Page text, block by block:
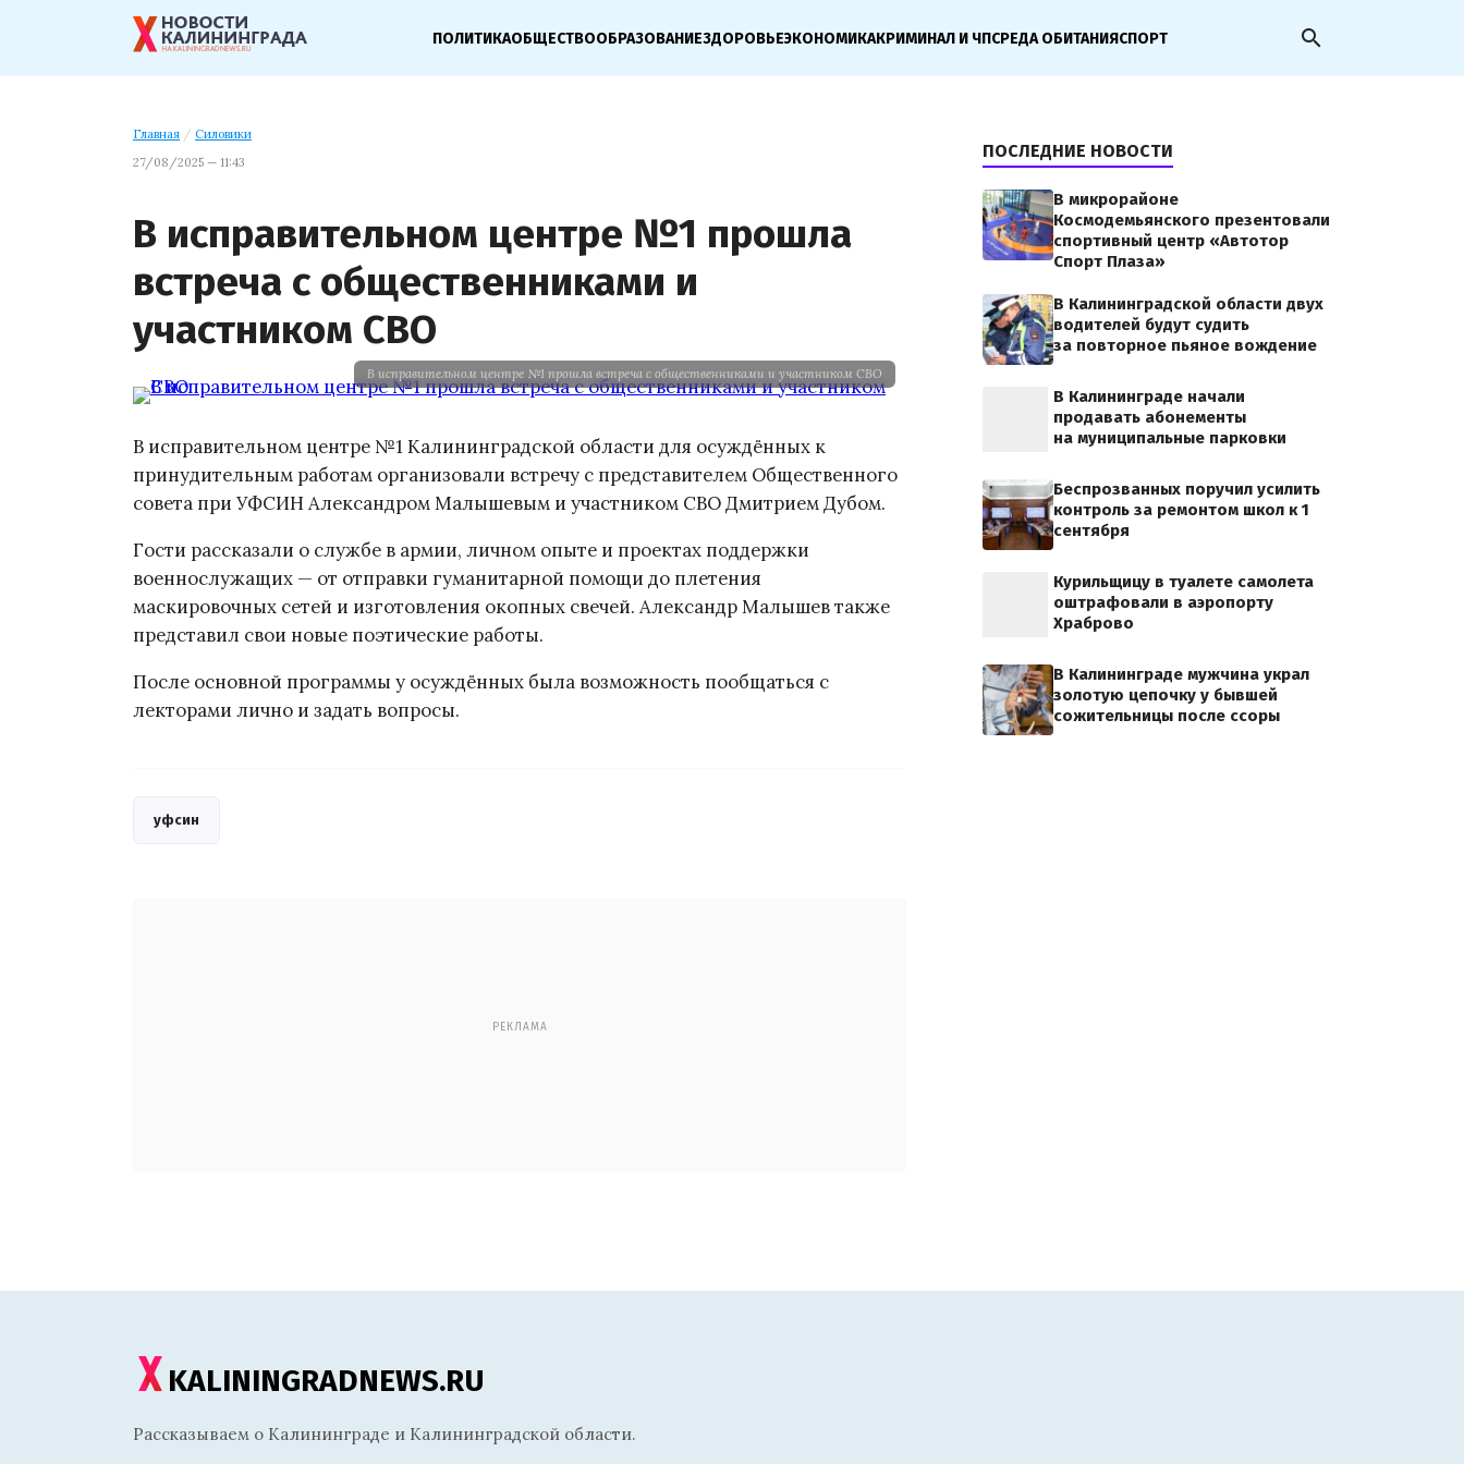
ПОЛИТИКАОБЩЕСТВООБРАЗОВАНИЕЗДОРОВЬЕЭКОНОМИКАКРИМИНАЛ И ЧПСРЕДА ОБИТАНИЯСПОРТ search
Главная / Силовики
27/08/2025 — 11:43
В исправительном центре №1 прошла
встреча с общественниками и
участником СВО
В исправительном центре №1 прошла встреча с общественниками и участником СВО
В исправительном центре №1 Калининградской области для осуждённых к
принудительным работам организовали встречу с представителем Общественного
совета при УФСИН Александром Малышевым и участником СВО Дмитрием Дубом.
Гости рассказали о службе в армии, личном опыте и проектах поддержки
военнослужащих — от отправки гуманитарной помощи до плетения
маскировочных сетей и изготовления окопных свечей. Александр Малышев также
представил свои новые поэтические работы.
После основной программы у осуждённых была возможность пообщаться с
лекторами лично и задать вопросы.
уфсин
РЕКЛАМА
ПОСЛЕДНИЕ НОВОСТИ
В микрорайоне
Космодемьянского презентовали
спортивный центр «Автотор
Спорт Плаза»
В Калининградской области двух
водителей будут судить
за повторное пьяное вождение
В Калининграде начали
продавать абонементы
на муниципальные парковки
Беспрозванных поручил усилить
контроль за ремонтом школ к 1
сентября
Курильщицу в туалете самолета
оштрафовали в аэропорту
Храброво
В Калининграде мужчина украл
золотую цепочку у бывшей
сожительницы после ссоры
KALININGRADNEWS.RU
Рассказываем о Калининграде и Калининградской области.